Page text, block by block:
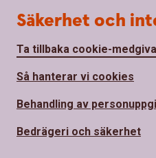
Säkerhet och
Ta tillbaka cookie-
Så hanterar vi cookies
Behandling av
Bedrägeri och säkerhet